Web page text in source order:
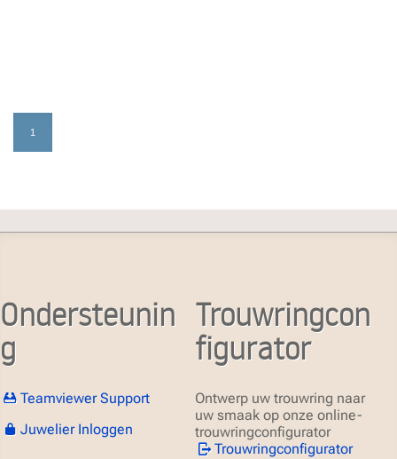
1
Ondersteunin
g
Teamviewer Support
Juwelier Inloggen
Trouwringcon
figurator
Ontwerp uw trouwring naar
uw smaak op onze online-
trouwringconfigurator
Trouwringconfigurator